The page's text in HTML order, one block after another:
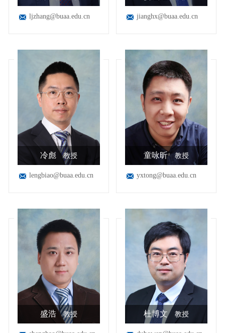
ljzhang@buaa.edu.cn jianghx@buaa.edu.cn
冷彪 教授
lengbiao@buaa.edu.cn
童咏昕 教授
yxtong@buaa.edu.cn
盛浩 教授 杜博文 教授